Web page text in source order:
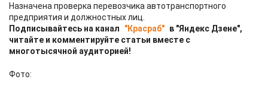
Назначена проверка перевозчика автотранспортного
предприятия и должностных лиц.
Подписывайтесь на канал
"Красраб" в "Яндекс Дзене",
читайте и комментируйте статьи вместе с
многотысячной аудиторией!
Фото: